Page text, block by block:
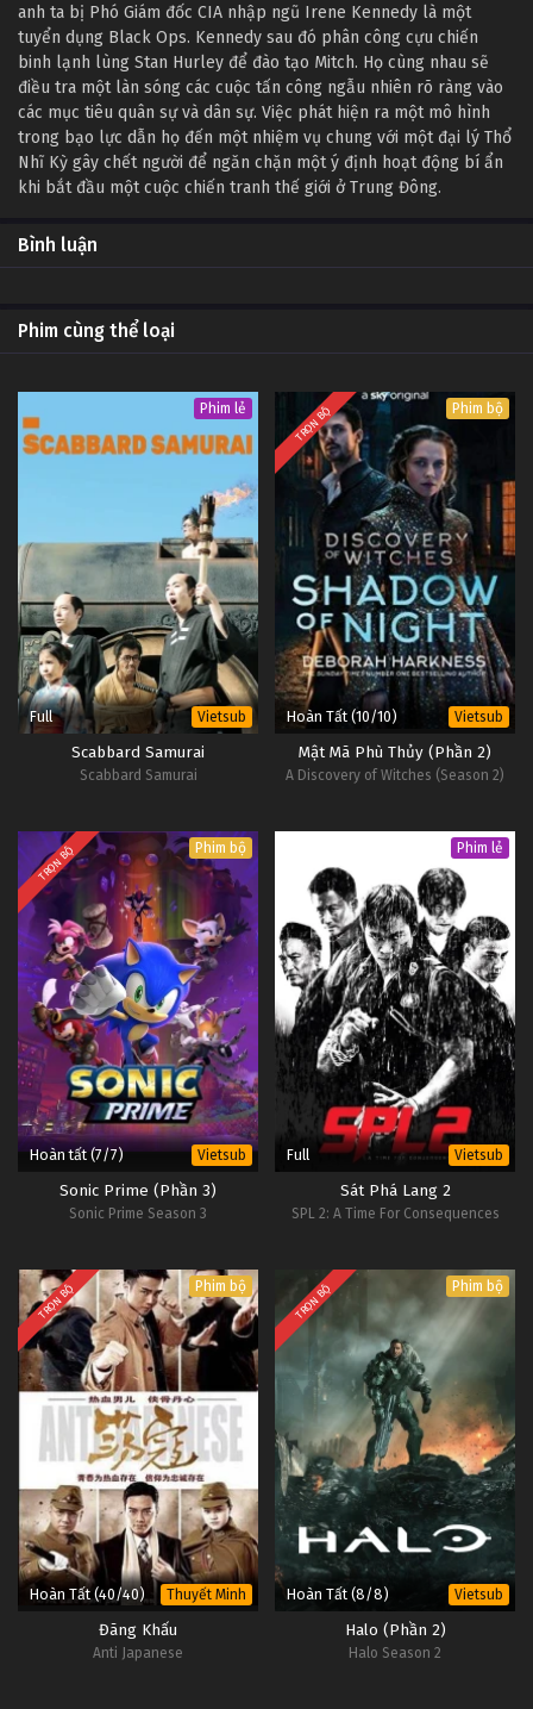
anh ta bị Phó Giám đốc CIA nhập ngũ Irene Kennedy là một
tuyển dụng Black Ops. Kennedy sau đó phân công cựu chiến
binh lạnh lùng Stan Hurley để đào tạo Mitch. Họ cùng nhau sẽ
điều tra một làn sóng các cuộc tấn công ngẫu nhiên rõ ràng vào
các mục tiêu quân sự và dân sự. Việc phát hiện ra một mô hình
trong bạo lực dẫn họ đến một nhiệm vụ chung với một đại lý Thổ
Nhĩ Kỳ gây chết người để ngăn chặn một ý định hoạt động bí ẩn
khi bắt đầu một cuộc chiến tranh thế giới ở Trung Đông.
Bình luận
Phim cùng thể loại
Phim lẻ
Full Vietsub
Scabbard Samurai
Scabbard Samurai
TRỌN BỘ Phim bộ
Hoàn Tất (10/10) Vietsub
Mật Mã Phù Thủy (Phần 2)
A Discovery of Witches (Season 2)
TRỌN BỘ Phim bộ
Hoàn tất (7/7) Vietsub
Sonic Prime (Phần 3)
Sonic Prime Season 3
Phim lẻ
Full Vietsub
Sát Phá Lang 2
SPL 2: A Time For Consequences
TRỌN BỘ Phim bộ
Hoàn Tất (40/40) Thuyết Minh
Đãng Khấu
Anti Japanese
TRỌN BỘ Phim bộ
Hoàn Tất (8/8) Vietsub
Halo (Phần 2)
Halo Season 2